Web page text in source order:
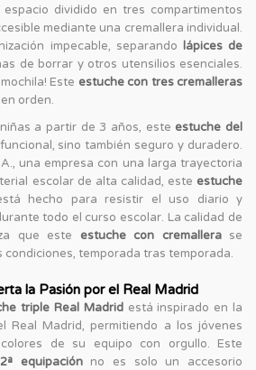
dividido en tres compartimentos
mediante una cremallera individual.
impecable, separando lápices de
de borrar y otros utensilios esenciales.
Este estuche con tres cremalleras
orden.
a partir de 3 años, este estuche del
sino también seguro y duradero.
una empresa con una larga trayectoria
escolar de alta calidad, este estuche
hecho para resistir el uso diario y
todo el curso escolar. La calidad de
que este estuche con cremallerase
temporada tras temporada.
la Pasión por el Real Madrid
triple Real Madridestá inspirado en la
Real Madrid, permitiendo a los jóvenes
de su equipo con orgullo. Este
equipaciónno es solo un accesorio